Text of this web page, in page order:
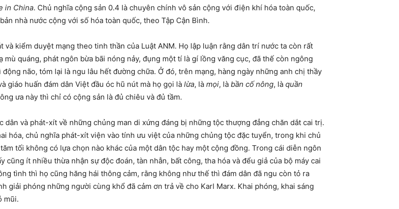
in China. Chủ nghĩa cộng sản 0.4 là chuyên chính vô sản cộng với điện khí hóa toàn quốc,
nhà nước cộng với số hóa toàn quốc, theo Tập Cận Bình.
kiểm duyệt mạng theo tinh thần của Luật ANM. Họ lập luận rằng dân trí nước ta còn rất
quáng, phát ngôn bừa bãi nóng nảy, đụng một tí là gí lồng văng cục, đã thế còn ngông
não, tóm lại là ngu lâu hết đường chữa. Ở đó, trên mạng, hàng ngày những anh chị thầy
giáo huấn đám dân Việt đầu óc hũ nút mà họ gọi là lừa, là mọi, là bần cố nông, là quần
ưa này thì chỉ có cộng sản là đủ chiêu và đủ tầm.
và phát-xít về những chủng man di xứng đáng bị những tộc thượng đẳng chăn dắt cai trị.
hóa, chủ nghĩa phát-xít viện vào tính ưu việt của những chủng tộc đặc tuyển, trong khi chủ
tối không có lựa chọn nào khác của một dân tộc hay một cộng đồng. Trong cái diễn ngôn
ít nhiều thừa nhận sự độc đoán, tàn nhẫn, bất công, tha hóa và đểu giả của bộ máy cai
tình thì họ cũng hăng hái thông cảm, rằng không như thế thì đám dân đã ngu còn tỏ ra
giải phóng những người cùng khổ đã cảm ơn trả về cho Karl Marx. Khai phóng, khai sáng
mũi.